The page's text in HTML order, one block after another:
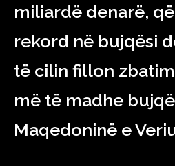
miliardë denarë,
rekord në bujqësi
të cilin fillon
më të madhe
Maqedoninë e